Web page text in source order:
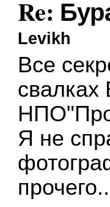
Re:
Levikh
Все
Я не